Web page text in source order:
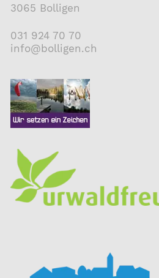
3065 Bolligen
031 924 70 70
nf
b ll g n ch